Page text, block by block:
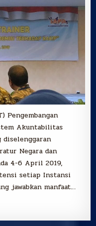
Pengembangan
Akuntabilitas
Negara dan
4-6 April 2019,
setiap Instansi
jawabkan manfaat…